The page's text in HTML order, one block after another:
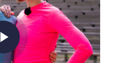
play_arrow